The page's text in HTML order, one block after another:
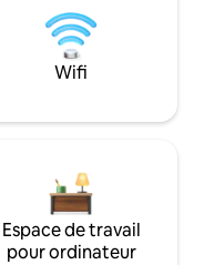
Wifi
Espace de travail
pour ordinateur